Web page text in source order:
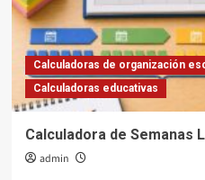
Calculadoras de organización
Calculadoras educativas
Calculadora de Semanas
admin